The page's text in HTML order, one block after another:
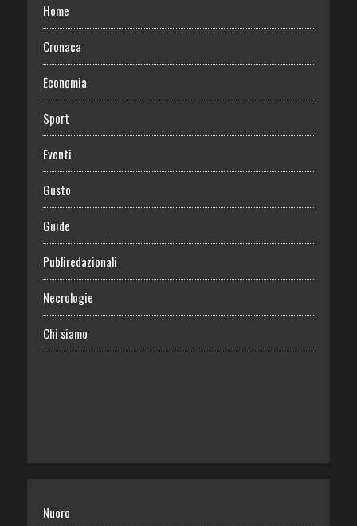
Home
Cronaca
Economia
Sport
Eventi
Gusto
Guide
Publiredazionali
Necrologie
Chi siamo
Nuoro